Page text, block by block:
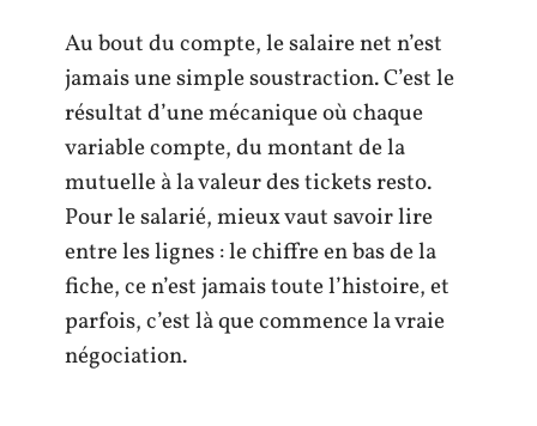
Au bout du compte, le salaire net n’est
jamais une simple soustraction. C’est le
résultat d’une mécanique où chaque
variable compte, du montant de la
mutuelle à la valeur des tickets resto.
Pour le salarié, mieux vaut savoir lire
entre les lignes : le chiffre en bas de la
fiche, ce n’est jamais toute l’histoire, et
parfois, c’est là que commence la vraie
négociation.